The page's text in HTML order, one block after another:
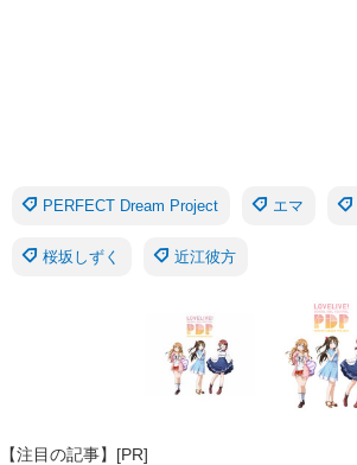
PERFECT Dream Project エマ
桜坂しずく 近江彼方
【注目の記事】[PR]